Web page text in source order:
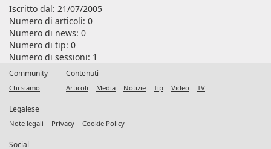
Iscritto dal: 21/07/2005
Numero di articoli: 0
Numero di news: 0
Numero di tip: 0
Numero di sessioni: 1
Community
Chi siamo
Contenuti
Articoli Media Notizie Tip Video TV
Legalese
Note legali Privacy Cookie Policy
Social